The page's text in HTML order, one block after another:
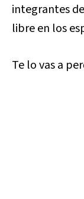
integrantes
libre en los
Te lo vas a